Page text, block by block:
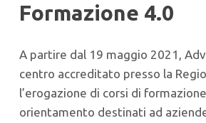
Formazione 4.0
A partire dal 19 maggio 2021,
centro accreditato presso la
l’erogazione di corsi di
orientamento destinati ad